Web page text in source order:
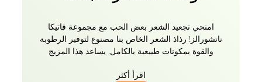
امنحي تجعيد الشعر بعض الحب مع مجموعة فاتيكا
ناتشورالز! رذاذ الشعر الخاص بنا مصنوع لتوفير الرطوبة
والقوة بمكونات طبيعية بالكامل. يساعد هذا المزيج
تشابك الخصلات وحمايتها من الحرارة للحصول على تجعيد
اقرأ أكثر